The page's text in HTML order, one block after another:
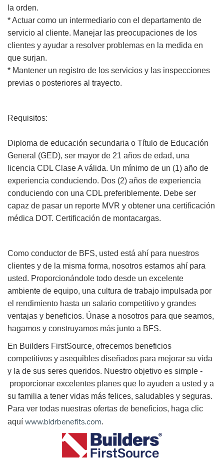
la orden.
* Actuar como un intermediario con el departamento de
servicio al cliente. Manejar las preocupaciones de los
clientes y ayudar a resolver problemas en la medida en
que surjan.
* Mantener un registro de los servicios y las inspecciones
previas o posteriores al trayecto.
Requisitos:
Diploma de educación secundaria o Título de Educación
General (GED), ser mayor de 21 años de edad, una
licencia CDL Clase A válida. Un mínimo de un (1) año de
experiencia conduciendo. Dos (2) años de experiencia
conduciendo con una CDL preferiblemente. Debe ser
capaz de pasar un reporte MVR y obtener una certificación
médica DOT. Certificación de montacargas.
Como conductor de BFS, usted está ahí para nuestros
clientes y de la misma forma, nosotros estamos ahí para
usted. Proporcionándole todo desde un excelente
ambiente de equipo, una cultura de trabajo impulsada por
el rendimiento hasta un salario competitivo y grandes
ventajas y beneficios. Únase a nosotros para que seamos,
hagamos y construyamos más junto a BFS.
En Builders FirstSource, ofrecemos beneficios
competitivos y asequibles diseñados para mejorar su vida
y la de sus seres queridos. Nuestro objetivo es simple -
proporcionar excelentes planes que lo ayuden a usted y a
su familia a tener vidas más felices, saludables y seguras.
Para ver todas nuestras ofertas de beneficios, haga clic
aquí www.bldrbenefits.com.